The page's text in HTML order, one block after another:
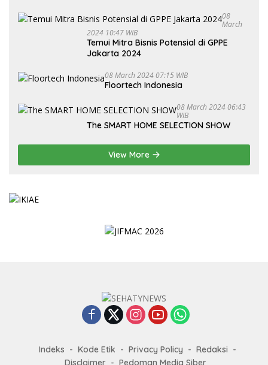
08
March
2024 10:47 WIB
Temui Mitra Bisnis Potensial di GPPE
Jakarta 2024
08 March 2024 07:15 WIB
Floortech Indonesia
08 March 2024 06:43
WIB
The SMART HOME SELECTION SHOW
View More
Indeks Kode Etik Privacy Policy
Redaksi
Disclaimer
Pedoman Media Siber